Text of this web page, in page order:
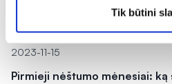
Tik būtini
2023-11-15
Pirmieji nėštumo mėnesiai: